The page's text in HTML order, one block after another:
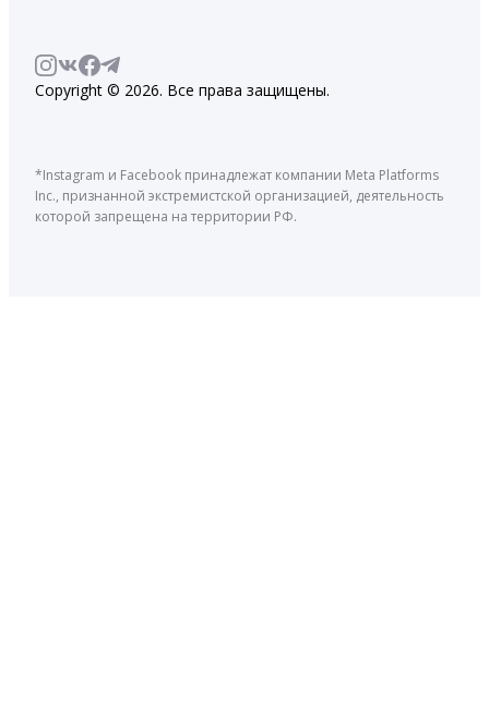
Copyright © 2026. Все права защищены.
*Instagram и Facebook принадлежат компании Meta Platforms
Inc., признанной экстремистской организацией, деятельность
которой запрещена на территории РФ.